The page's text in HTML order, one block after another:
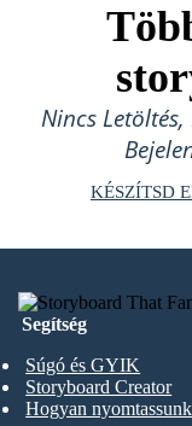
Nincs
KÉSZÍTSD
Segítség
Súgó és GYIK
Storyboard Creator
Hogyan nyomtassunk